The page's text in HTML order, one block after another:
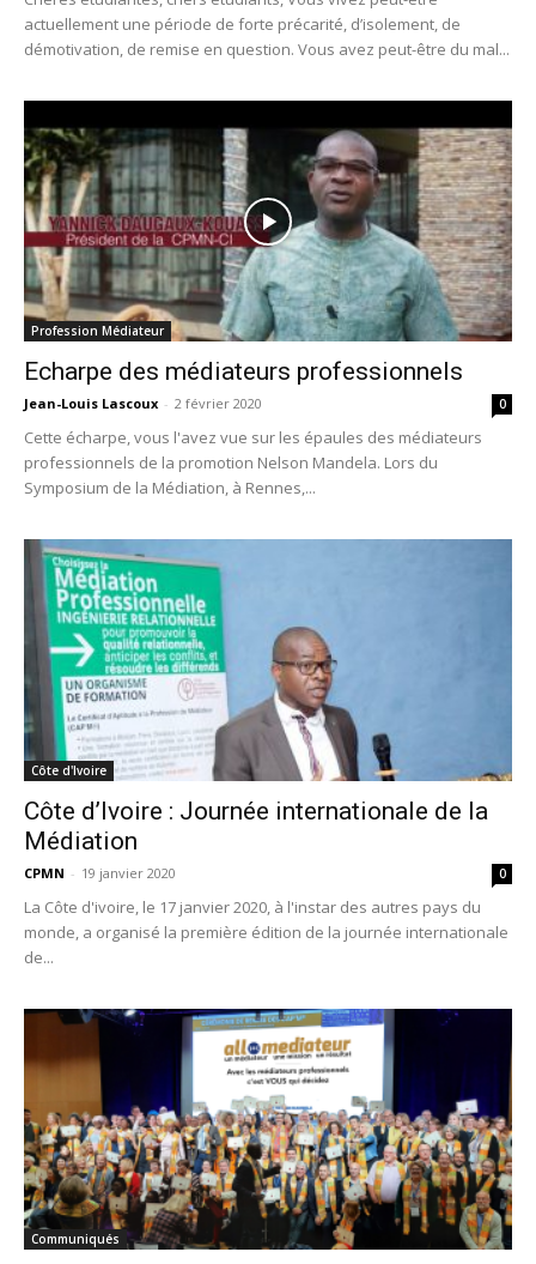
actuellement une période de forte précarité, d’isolement, de
démotivation, de remise en question. Vous avez peut-être du mal...
Profession Médiateur
Echarpe des médiateurs professionnels
Jean-Louis Lascoux - 2 février 2020 0
Cette écharpe, vous l'avez vue sur les épaules des médiateurs
professionnels de la promotion Nelson Mandela. Lors du
Symposium de la Médiation, à Rennes,...
Côte d'Ivoire
Côte d’Ivoire : Journée internationale de la
Médiation
CPMN - 19 janvier 2020 0
La Côte d'ivoire, le 17 janvier 2020, à l'instar des autres pays du
monde, a organisé la première édition de la journée internationale
de...
Communiqués